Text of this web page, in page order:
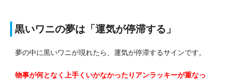
黒いワニの夢は「運気が停滞する」
夢の中に黒いワニが現れたら、運気が停滞するサインです。
物事が何となく上手くいかなかったりアンラッキーが重なっ